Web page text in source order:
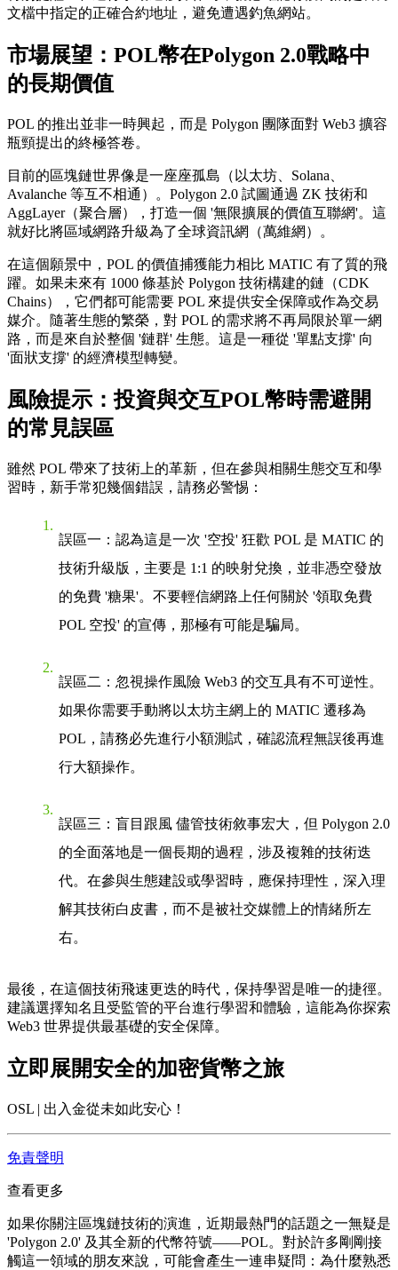
文檔中指定的正確合約地址，避免遭遇釣魚網站。
市場展望：POL幣在Polygon 2.0戰略中
的長期價值
POL 的推出並非一時興起，而是 Polygon 團隊面對 Web3 擴容
瓶頸提出的終極答卷。
目前的區塊鏈世界像是一座座孤島（以太坊、Solana、
Avalanche 等互不相通）。Polygon 2.0 試圖通過 ZK 技術和
AggLayer（聚合層），打造一個 '無限擴展的價值互聯網'。這
就好比將區域網路升級為了全球資訊網（萬維網）。
在這個願景中，POL 的價值捕獲能力相比 MATIC 有了質的飛
躍。如果未來有 1000 條基於 Polygon 技術構建的鏈（CDK
Chains），它們都可能需要 POL 來提供安全保障或作為交易
媒介。隨著生態的繁榮，對 POL 的需求將不再局限於單一網
路，而是來自於整個 '鏈群' 生態。這是一種從 '單點支撐' 向
'面狀支撐' 的經濟模型轉變。
風險提示：投資與交互POL幣時需避開
的常見誤區
雖然 POL 帶來了技術上的革新，但在參與相關生態交互和學
習時，新手常犯幾個錯誤，請務必警惕：
誤區一：認為這是一次 '空投' 狂歡 POL 是 MATIC 的
技術升級版，主要是 1:1 的映射兌換，並非憑空發放
的免費 '糖果'。不要輕信網路上任何關於 '領取免費
POL 空投' 的宣傳，那極有可能是騙局。
誤區二：忽視操作風險 Web3 的交互具有不可逆性。
如果你需要手動將以太坊主網上的 MATIC 遷移為
POL，請務必先進行小額測試，確認流程無誤後再進
行大額操作。
誤區三：盲目跟風 儘管技術敘事宏大，但 Polygon 2.0
的全面落地是一個長期的過程，涉及複雜的技術迭
代。在參與生態建設或學習時，應保持理性，深入理
解其技術白皮書，而不是被社交媒體上的情緒所左
右。
最後，在這個技術飛速更迭的時代，保持學習是唯一的捷徑。
建議選擇知名且受監管的平台進行學習和體驗，這能為你探索
Web3 世界提供最基礎的安全保障。
立即展開安全的加密貨幣之旅
OSL | 出入金從未如此安心！
免責聲明
查看更多
如果你關注區塊鏈技術的演進，近期最熱門的話題之一無疑是
'Polygon 2.0' 及其全新的代幣符號——POL。對於許多剛剛接
觸這一領域的朋友來說，可能會產生一連串疑問：為什麼熟悉